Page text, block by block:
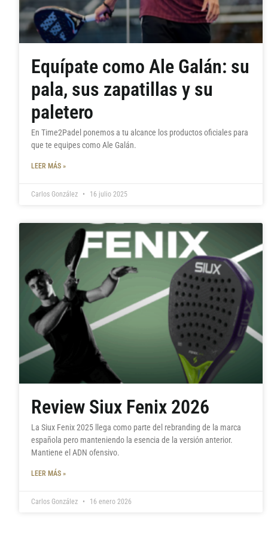
Equípate como Ale Galán: su
pala, sus zapatillas y su
paletero
En Time2Padel ponemos a tu alcance los productos oficiales para
que te equipes como Ale Galán.
LEER MÁS »
Carlos González 16 julio 2025
Review Siux Fenix 2026
La Siux Fenix 2025 llega como parte del rebranding de la marca
española pero manteniendo la esencia de la versión anterior.
Mantiene el ADN ofensivo.
LEER MÁS »
Carlos González 16 enero 2026